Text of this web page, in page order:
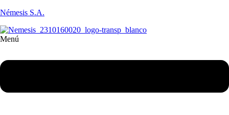
Némesis S.A.
Menú